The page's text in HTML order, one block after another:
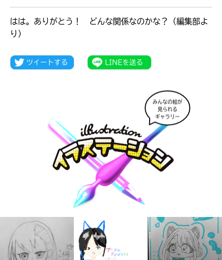
本を飛び出して
みんなとおしゃべり
できる掲示板
はは。ありがとう！ どんな関係なのかな？（編集部よ
り）
みんなの絵が
見られる
ギャラリー